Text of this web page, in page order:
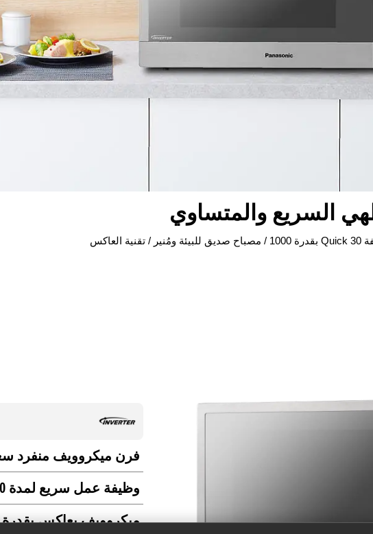
السريع والمتساوي
فرن ميكروويف منفرد سعة 32
وظيفة عمل سريع لمدة 30 ثانية
ميكروويف بعاكس بقدرة 1000